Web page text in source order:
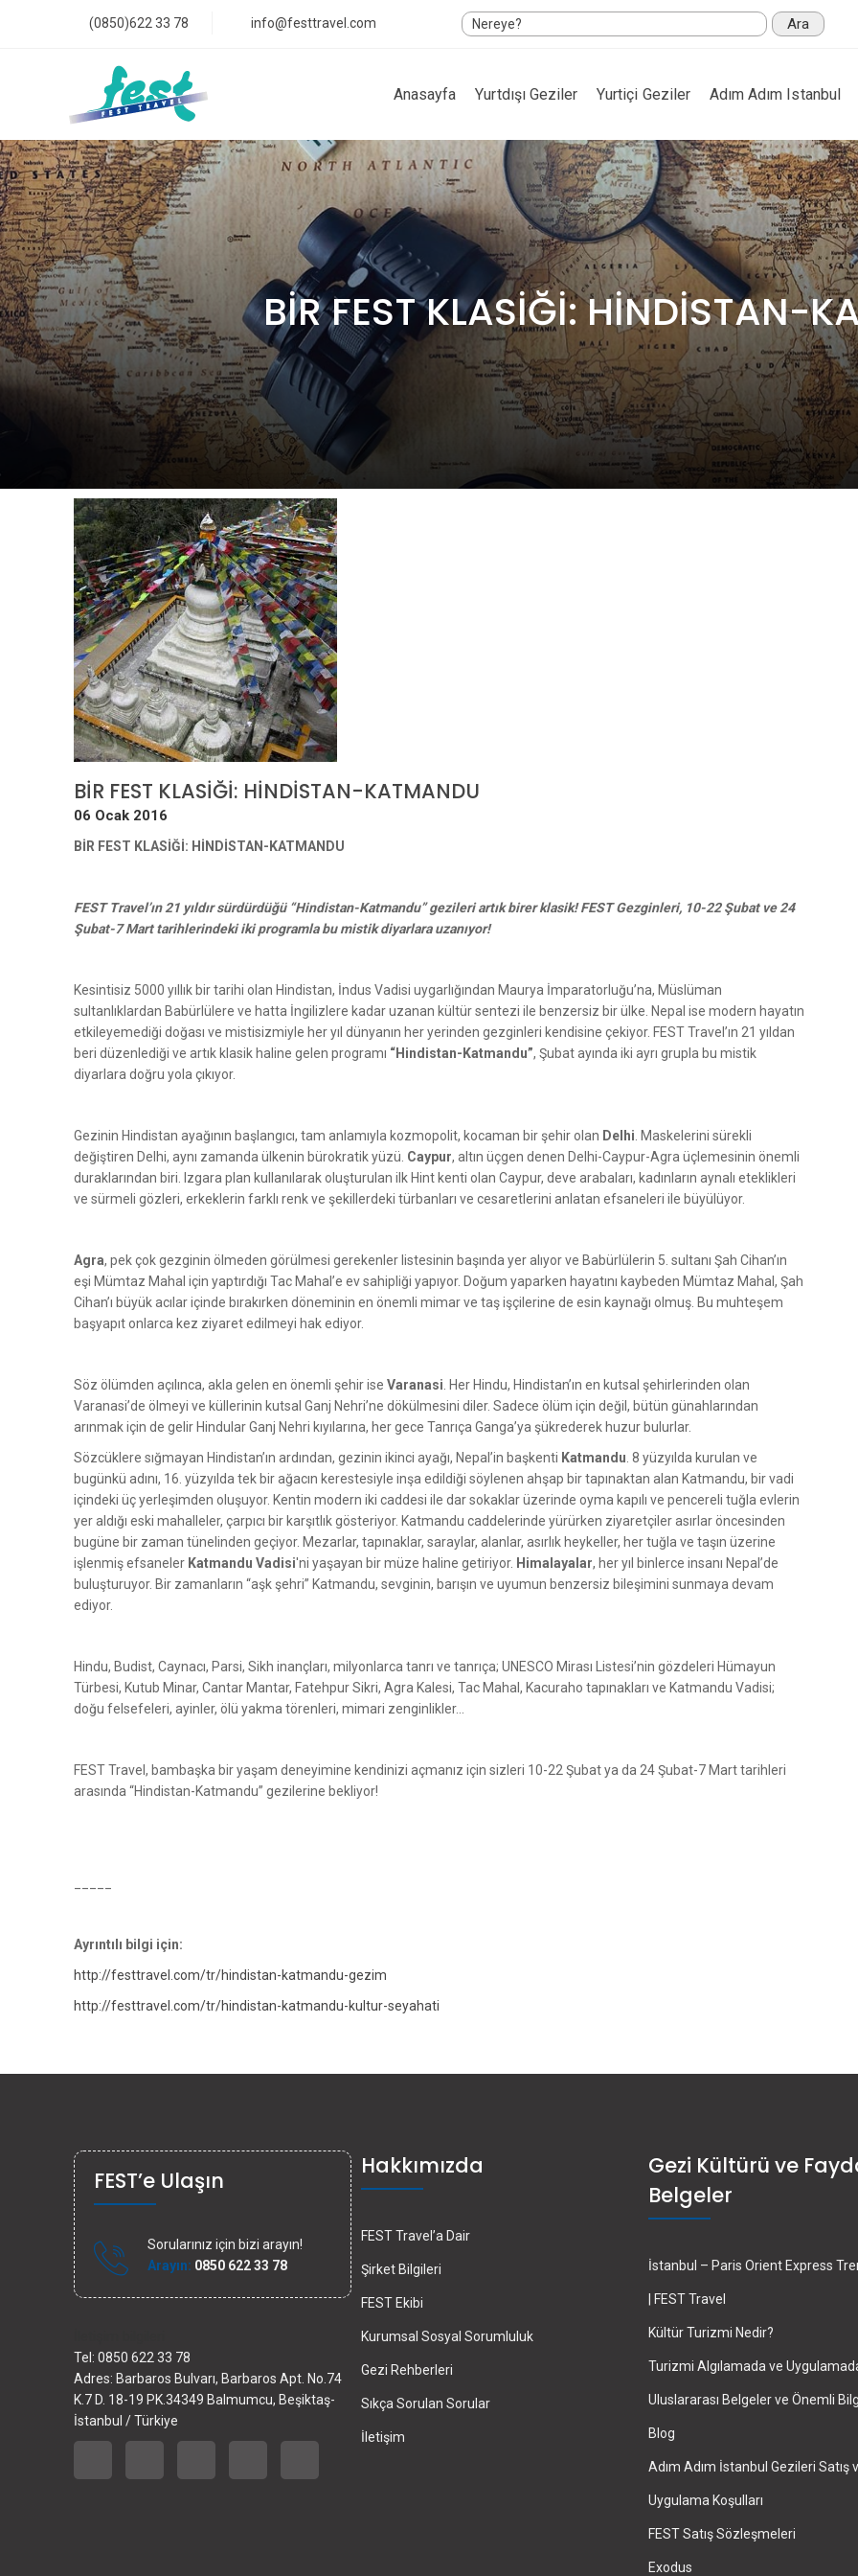
(0850)622 33 78 info@festtravel.com Ara
Anasayfa Yurtdışı Geziler Yurtiçi Geziler Adım Adım Istanbul
BİR FEST KLASİĞİ: HİNDİSTAN-
BİR FEST KLASİĞİ: HİNDİSTAN-KATMANDU
06 Ocak 2016
BİR FEST KLASİĞİ: HİNDİSTAN-KATMANDU
FEST Travel’ın 21 yıldır sürdürdüğü “Hindistan-Katmandu” gezileri artık birer klasik! FEST Gezginleri, 10-22 Şubat ve 24
Şubat-7 Mart tarihlerindeki iki programla bu mistik diyarlara uzanıyor!
Kesintisiz 5000 yıllık bir tarihi olan Hindistan, İndus Vadisi uygarlığından Maurya İmparatorluğu’na, Müslüman
sultanlıklardan Babürlülere ve hatta İngilizlere kadar uzanan kültür sentezi ile benzersiz bir ülke. Nepal ise modern hayatın
etkileyemediği doğası ve mistisizmiyle her yıl dünyanın her yerinden gezginleri kendisine çekiyor. FEST Travel’ın 21 yıldan
beri düzenlediği ve artık klasik haline gelen programı “Hindistan-Katmandu”, Şubat ayında iki ayrı grupla bu mistik
diyarlara doğru yola çıkıyor.
Gezinin Hindistan ayağının başlangıcı, tam anlamıyla kozmopolit, kocaman bir şehir olan Delhi . Maskelerini sürekli
değiştiren Delhi, aynı zamanda ülkenin bürokratik yüzü. Caypur, altın üçgen denen Delhi-Caypur-Agra üçlemesinin önemli
duraklarından biri. Izgara plan kullanılarak oluşturulan ilk Hint kenti olan Caypur, deve arabaları, kadınların aynalı eteklikleri
ve sürmeli gözleri, erkeklerin farklı renk ve şekillerdeki türbanları ve cesaretlerini anlatan efsaneleri ile büyülüyor.
Agra, pek çok gezginin ölmeden görülmesi gerekenler listesinin başında yer alıyor ve Babürlülerin 5. sultanı Şah Cihan’ın
eşi Mümtaz Mahal için yaptırdığı Tac Mahal’e ev sahipliği yapıyor. Doğum yaparken hayatını kaybeden Mümtaz Mahal, Şah
Cihan’ı büyük acılar içinde bırakırken döneminin en önemli mimar ve taş işçilerine de esin kaynağı olmuş. Bu muhteşem
başyapıt onlarca kez ziyaret edilmeyi hak ediyor.
Söz ölümden açılınca, akla gelen en önemli şehir ise Varanasi . Her Hindu, Hindistan’ın en kutsal şehirlerinden olan
Varanasi’de ölmeyi ve küllerinin kutsal Ganj Nehri’ne dökülmesini diler. Sadece ölüm için değil, bütün günahlarından
arınmak için de gelir Hindular Ganj Nehri kıyılarına, her gece Tanrıça Ganga’ya şükrederek huzur bulurlar.
Sözcüklere sığmayan Hindistan’ın ardından, gezinin ikinci ayağı, Nepal’in başkenti Katmandu . 8 yüzyılda kurulan ve
bugünkü adını, 16. yüzyılda tek bir ağacın kerestesiyle inşa edildiği söylenen ahşap bir tapınaktan alan Katmandu, bir vadi
içindeki üç yerleşimden oluşuyor. Kentin modern iki caddesi ile dar sokaklar üzerinde oyma kapılı ve pencereli tuğla evlerin
yer aldığı eski mahalleler, çarpıcı bir karşıtlık gösteriyor. Katmandu caddelerinde yürürken ziyaretçiler asırlar öncesinden
bugüne bir zaman tünelinden geçiyor. Mezarlar, tapınaklar, saraylar, alanlar, asırlık heykeller, her tuğla ve taşın üzerine
işlenmiş efsaneler Katmandu Vadisi'ni yaşayan bir müze haline getiriyor. Himalayalar, her yıl binlerce insanı Nepal’de
buluşturuyor. Bir zamanların “aşk şehri” Katmandu, sevginin, barışın ve uyumun benzersiz bileşimini sunmaya devam
ediyor.
Hindu, Budist, Caynacı, Parsi, Sikh inançları, milyonlarca tanrı ve tanrıça; UNESCO Mirası Listesi’nin gözdeleri Hümayun
Türbesi, Kutub Minar, Cantar Mantar, Fatehpur Sikri, Agra Kalesi, Tac Mahal, Kacuraho tapınakları ve Katmandu Vadisi;
doğu felsefeleri, ayinler, ölü yakma törenleri, mimari zenginlikler…
FEST Travel, bambaşka bir yaşam deneyimine kendinizi açmanız için sizleri 10-22 Şubat ya da 24 Şubat-7 Mart tarihleri
arasında “Hindistan-Katmandu” gezilerine bekliyor!
Ayrıntılı bilgi için:
http://festtravel.com/tr/hindistan-katmandu-gezim
http://festtravel.com/tr/hindistan-katmandu-kultur-seyahati
FEST’e Ulaşın
Sorularınız için bizi arayın!
Arayın: 0850 622 33 78
Tel: 0850 622 33 78
Adres: Barbaros Bulvarı, Barbaros Apt. No.74
K.7 D. 18-19 PK.34349 Balmumcu, Beşiktaş-
İstanbul / Türkiye
Hakkımızda
FEST Travel’a Dair
Şirket Bilgileri
FEST Ekibi
Kurumsal Sosyal Sorumluluk
Gezi Rehberleri
Sıkça Sorulan Sorular
İletişim
Gezi Kültürü ve
Belgeler
İstanbul – Paris Orient Express
| FEST Travel
Kültür Turizmi Nedir?
Turizmi Algılamada ve
Uluslararası Belgeler ve Önemli
Blog
Adım Adım İstanbul Gezileri Satış
Uygulama Koşulları
FEST Satış Sözleşmeleri
Exodus